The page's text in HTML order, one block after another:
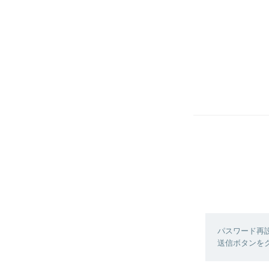
パスワード再
送信ボタンを